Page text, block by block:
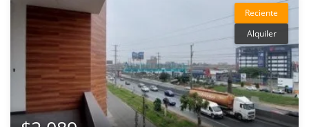
Reciente
Alquiler